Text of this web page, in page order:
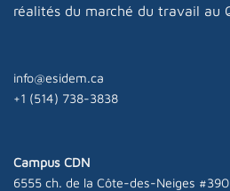
réalités du marché du travail au
info@esidem.ca
+1 (514) 738-3838
Campus CDN
6555 ch. de la Côte-des-Neiges #390